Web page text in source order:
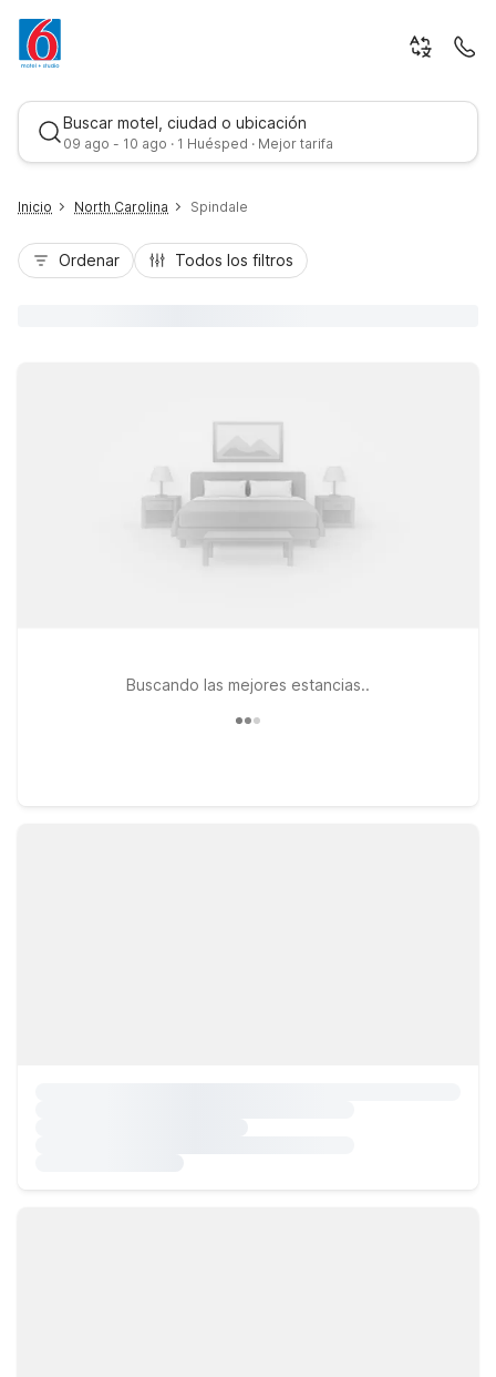
Buscar motel, ciudad o ubicación
09 ago - 10 ago · 1 Huésped · Mejor tarifa
Inicio North Carolina Spindale
Ordenar Todos los filtros
Buscando las mejores estancias..